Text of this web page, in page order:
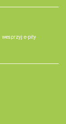
wesprzyj e-pity